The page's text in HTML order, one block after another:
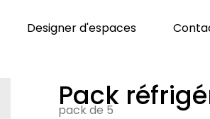
Ouvrir La boutique
Designer d'espaces Ouvrir
Pack
pack de 5